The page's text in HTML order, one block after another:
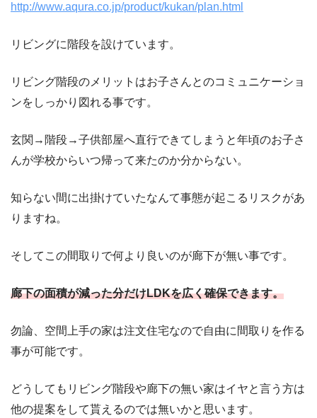
http://www.aqura.co.jp/product/kukan/plan.html
リビングに階段を設けています。
リビング階段のメリットはお子さんとのコミュニケーショ
ンをしっかり図れる事です。
玄関→階段→子供部屋へ直行できてしまうと年頃のお子さ
んが学校からいつ帰って来たのか分からない。
知らない間に出掛けていたなんて事態が起こるリスクがあ
りますね。
そしてこの間取りで何より良いのが廊下が無い事です。
廊下の面積が減った分だけLDKを広く確保できます。
勿論、空間上手の家は注文住宅なので自由に間取りを作る
事が可能です。
どうしてもリビング階段や廊下の無い家はイヤと言う方は
他の提案をして貰えるのでは無いかと思います。